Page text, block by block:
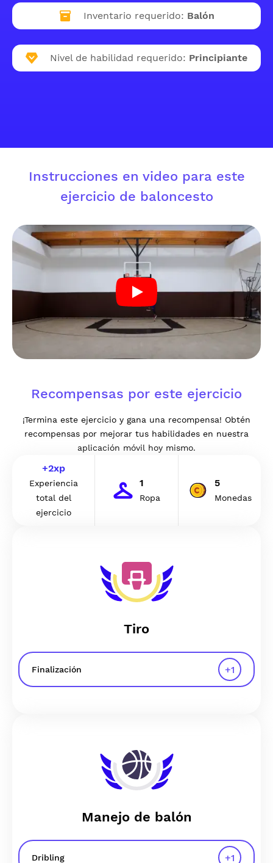
Inventario requerido: Balón
Nivel de habilidad requerido: Principiante
Instrucciones en video para este
ejercicio de baloncesto
Recompensas por este ejercicio
¡Termina este ejercicio y gana una recompensa! Obtén
recompensas por mejorar tus habilidades en nuestra
aplicación móvil hoy mismo.
+2xp
Experiencia
total del
ejercicio
1
Ropa
5
Monedas
Tiro
Finalización +1
Manejo de balón
Dribling +1